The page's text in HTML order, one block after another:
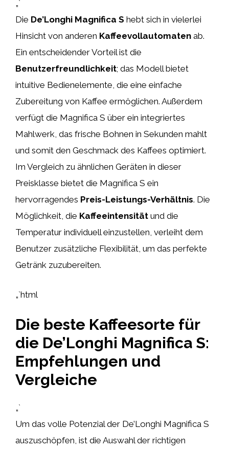
„`
Die De’Longhi Magnifica S hebt sich in vielerlei
Hinsicht von anderen Kaffeevollautomaten ab.
Ein entscheidender Vorteil ist die
Benutzerfreundlichkeit; das Modell bietet
intuitive Bedienelemente, die eine einfache
Zubereitung von Kaffee ermöglichen. Außerdem
verfügt die Magnifica S über ein integriertes
Mahlwerk, das frische Bohnen in Sekunden mahlt
und somit den Geschmack des Kaffees optimiert.
Im Vergleich zu ähnlichen Geräten in dieser
Preisklasse bietet die Magnifica S ein
hervorragendes Preis-Leistungs-Verhältnis. Die
Möglichkeit, die Kaffeeintensität und die
Temperatur individuell einzustellen, verleiht dem
Benutzer zusätzliche Flexibilität, um das perfekte
Getränk zuzubereiten.
„`html
Die beste Kaffeesorte für
die De’Longhi Magnifica S:
Empfehlungen und
Vergleiche
„`
Um das volle Potenzial der De’Longhi Magnifica S
auszuschöpfen, ist die Auswahl der richtigen